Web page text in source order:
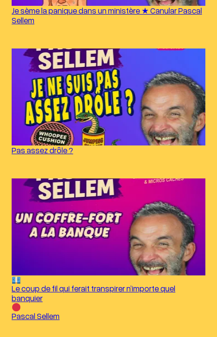
Je sème la panique dans un ministère ★ Canular Pascal
Sellem
Pas assez drôle ?
Le coup de fil qui ferait transpirer n’importe quel
banquier
Pascal Sellem